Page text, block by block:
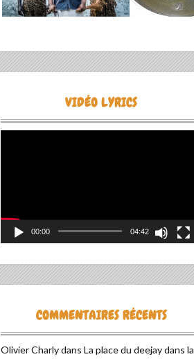
VIDÉO LYRICS
00:00 04:42
COMMENTAIRES RÉCENTS
Olivier Charlydans La place du deejay dans la